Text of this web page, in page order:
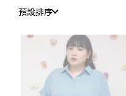
預設排序